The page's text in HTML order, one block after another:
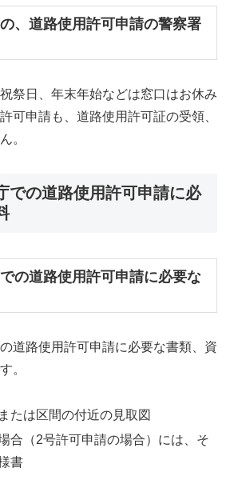
、道路使用許可申請の警察署
祭日、年末年始などは窓口はお休み
可申請も、道路使用許可証の受領、
。
での道路使用許可申請に必
の道路使用許可申請に必要な
道路使用許可申請に必要な書類、資
。
たは区間の付近の見取図
合（2号許可申請の場合）には、そ
書